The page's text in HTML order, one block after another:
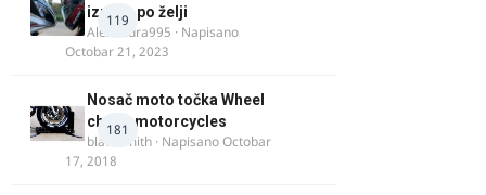
119
izrada po želji
Alexandra995 · Napisano
Octobar 21, 2023
181
Nosač moto točka Wheel
chock motorcycles
blacksmith · NapisanoOctobar
17, 2018